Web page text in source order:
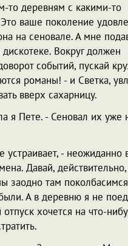
то деревням с какими-то
ваше поколение
на сеновале. А мне
Вокруг должен
событий, пускай
романы! - и Светка,
вверх сахарницу.
я Пете. - Сеновал их уже
устраивает, - неожиданно
Давай,
заодно там
А в деревню я не
хочется на что-